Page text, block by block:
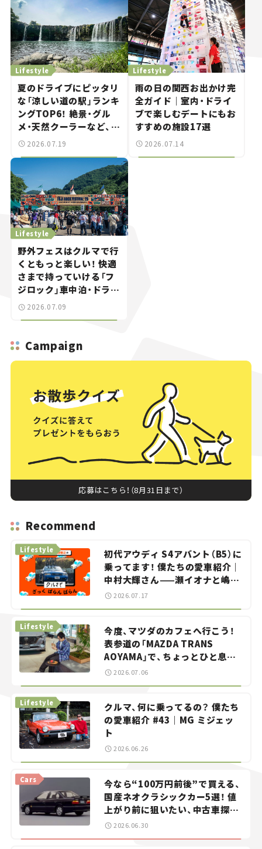
Lifestyle
夏のドライブにピッタリ
な「涼しい道の駅」ランキ
ングTOP6！ 絶景・グル
メ・天然クーラーなど、避
暑におすすめのスポット
推し駅ガイド】vol.15
2026.07.19
Lifestyle
雨の日の関西お出かけ完
全ガイド｜室内・ドライ
ブで楽しむデートにもお
すすめの施設17選
2026.07.14
Lifestyle
野外フェスはクルマで行
くともっと楽しい！ 快適
さまで持っていける「フ
ジロック」車中泊・ドライ
ブガイド。
2026.07.09
Campaign
応募はこちら！（8月31日まで）
Recommend
初代アウディ S4アバント（B5）に
乗ってます！ 僕たちの愛車紹介｜
中村大輝さん——瀬イオナと嶋田
智之の「クルマでざっくばらんば
らん！」＃20
Lifestyle
2026.07.17
今度、マツダのカフェへ行こう！
表参道の「MAZDA TRANS
AOYAMA」で、ちょっとひと息。
——連載｜CCGとクルマでどうす
Lifestyle
2026.07.06
クルマ、何に乗ってるの？ 僕たち
の愛車紹介 #43｜MG ミジェッ
ト
Lifestyle
2026.06.26
今なら“100万円前後”で買える、
国産ネオクラシックカー5選！ 値
上がり前に狙いたい、中古車探し
をお手伝い――ちょっとイケてるマ
Cars
2026.06.30